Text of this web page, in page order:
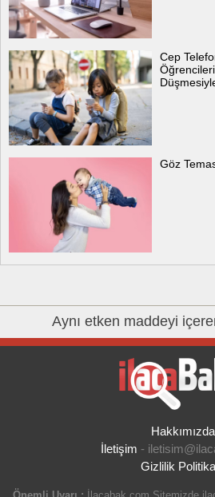
Cep
Göz
Aynı etken maddeyi
Hakkımızda
İletişim -
Gizlilik